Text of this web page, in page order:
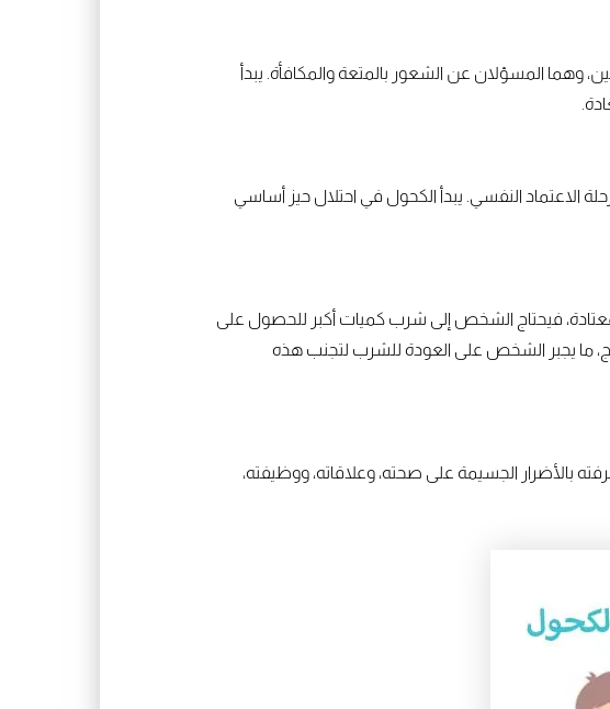
وهما المسؤلان عن الشعور بالمتعة والمكافأة. يبدأ
الاعتماد النفسي. يبدأ الكحول في احتلال حيز أساسي
فيحتاج الشخص إلى شرب كميات أكبر للحصول على
ما يجبر الشخص على العودة للشرب لتجنب هذه
بالأضرار الجسيمة على صحته، وعلاقاته، ووظيفته،